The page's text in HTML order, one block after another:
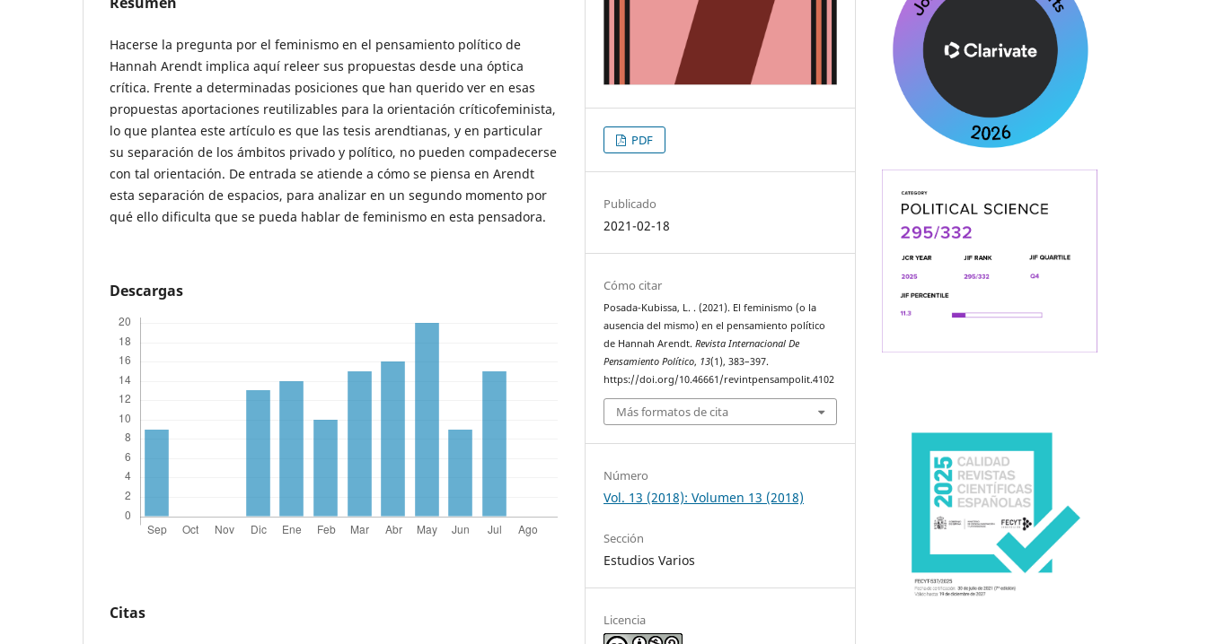
Hacerse la pregunta por el feminismo en el pensamiento político de
Hannah Arendt implica aquí releer sus propuestas desde una óptica
crítica. Frente a determinadas posiciones que han querido ver en esas
propuestas aportaciones reutilizables para la orientación críticofeminista,
lo que plantea este artículo es que las tesis arendtianas, y en particular
su separación de los ámbitos privado y político, no pueden compadecerse
con tal orientación. De entrada se atiende a cómo se piensa en Arendt
esta separación de espacios, para analizar en un segundo momento por
qué ello dificulta que se pueda hablar de feminismo en esta pensadora.
Descargas
Citas
PDF
Publicado
2021-02-18
Cómo citar
Posada-Kubissa, L. . (2021). El feminismo (o la
ausencia del mismo) en el pensamiento político
de Hannah Arendt.Revista Internacional De
Pensamiento Político, 13(1), 383–397.
https://doi.org/10.46661/revintpensampolit.4102
Más formatos de cita
Número
Vol. 13 (2018): Volumen 13 (2018)
Sección
Estudios Varios
Licencia